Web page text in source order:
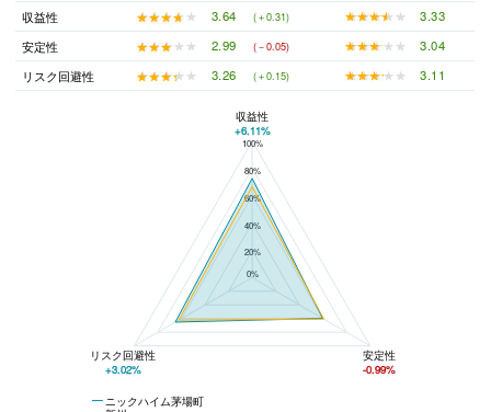
収益性
★★★★★
★★★★★ 3.64 (＋0.31) ★★★★★
★★★★★
3.33
安定性
★★★★★
★★★★★ 2.99 (－0.05) ★★★★★
★★★★★
3.04
リスク回避性
★★★★★
★★★★★ 3.26 (＋0.15) ★★★★★
★★★★★ 3.11
ニックハイム茅場町と新川の平均値の総合評価の比較
100%
80%
60%
40%
20%
0%
ニックハイム茅場町
収益性
+6.11%
リスク回避性
+3.02%
安定性
-0.99%